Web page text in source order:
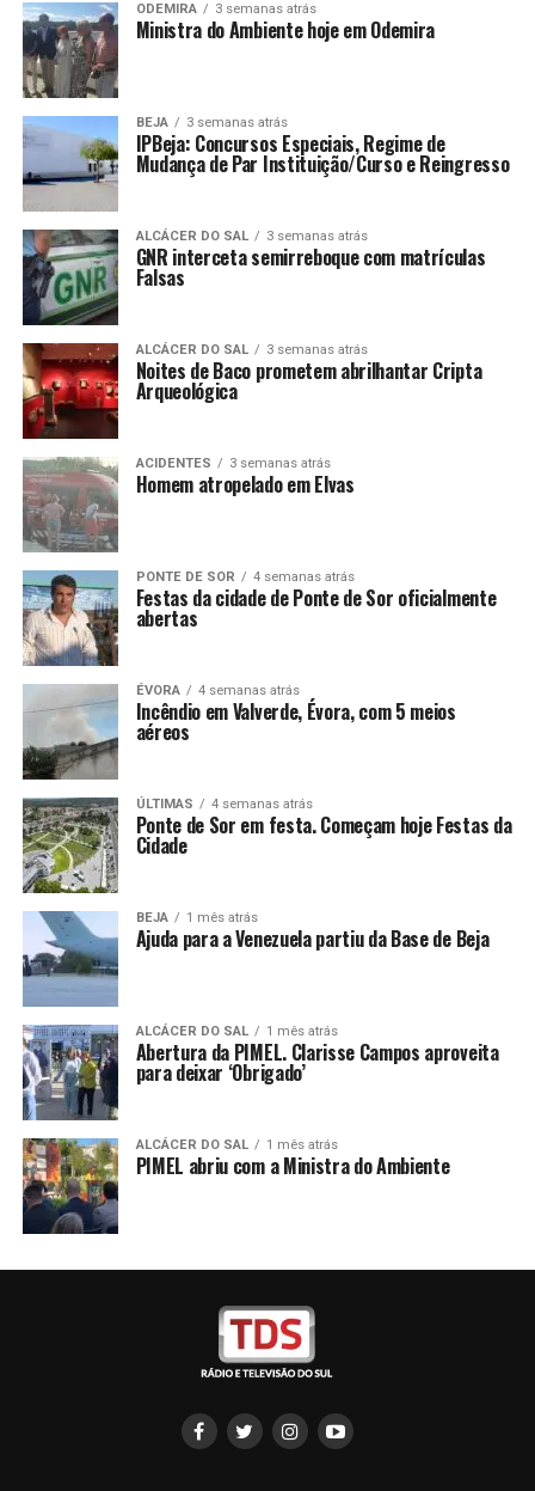
ODEMIRA 3 semanas atrás
Ministra do Ambiente hoje em Odemira
BEJA 3 semanas atrás
IPBeja: Concursos Especiais, Regime de
Mudança de Par Instituição/Curso e Reingresso
ALCÁCER DO SAL 3 semanas atrás
GNR interceta semirreboque com matrículas
Falsas
ALCÁCER DO SAL 3 semanas atrás
Noites de Baco prometem abrilhantar Cripta
Arqueológica
ACIDENTES 3 semanas atrás
Homem atropelado em Elvas
PONTE DE SOR 4 semanas atrás
Festas da cidade de Ponte de Sor oficialmente
abertas
ÉVORA 4 semanas atrás
Incêndio em Valverde, Évora, com 5 meios
aéreos
ÚLTIMAS 4 semanas atrás
Ponte de Sor em festa. Começam hoje Festas da
Cidade
BEJA 1 mês atrás
Ajuda para a Venezuela partiu da Base de Beja
ALCÁCER DO SAL 1 mês atrás
Abertura da PIMEL. Clarisse Campos aproveita
para deixar ‘Obrigado’
ALCÁCER DO SAL 1 mês atrás
PIMEL abriu com a Ministra do Ambiente